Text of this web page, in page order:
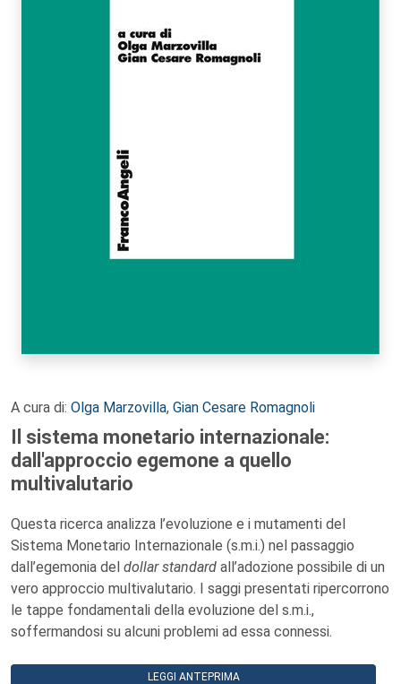
A cura di: Olga Marzovilla, Gian Cesare Romagnoli
Il sistema monetario internazionale:
dall'approccio egemone a quello
multivalutario
Questa ricerca analizza l’evoluzione e i mutamenti del
Sistema Monetario Internazionale (s.m.i.) nel passaggio
dall’egemonia del dollar standard all’adozione possibile di un
vero approccio multivalutario. I saggi presentati ripercorrono
le tappe fondamentali della evoluzione del s.m.i.,
soffermandosi su alcuni problemi ad essa connessi.
LEGGI ANTEPRIMA